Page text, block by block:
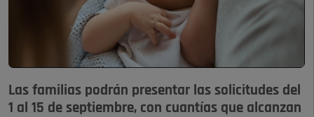
Las familias podrán presentar las solicitudes del
1 al 15 de septiembre, con cuantías que alcanzan